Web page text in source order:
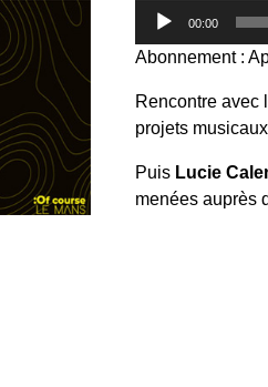
Lecteur
00:00
Abonnement :
Rencontre avec
projets
Puis Lucie
menées auprès